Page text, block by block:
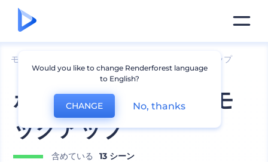
モックアップ ポスターのモックアップ
ポスターデザインのモ
ックアップ
含めている
13 シーン
Would you like to change Renderforest language
to English?
CHANGE No, thanks